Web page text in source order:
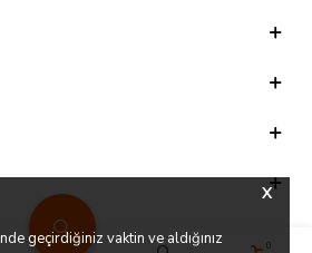
X
geçirdiğiniz vaktin ve aldığınız
0